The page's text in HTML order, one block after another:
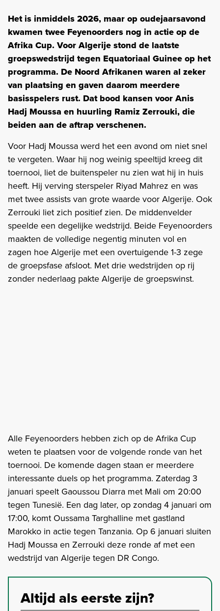
Het is inmiddels 2026, maar op oudejaarsavond
kwamen twee Feyenoorders nog in actie op de
Afrika Cup. Voor Algerije stond de laatste
groepswedstrijd tegen Equatoriaal Guinee op het
programma. De Noord Afrikanen waren al zeker
van plaatsing en gaven daarom meerdere
basisspelers rust. Dat bood kansen voor Anis
Hadj Moussa en huurling Ramiz Zerrouki, die
beiden aan de aftrap verschenen.
Voor Hadj Moussa werd het een avond om niet snel
te vergeten. Waar hij nog weinig speeltijd kreeg dit
toernooi, liet de buitenspeler nu zien wat hij in huis
heeft. Hij verving sterspeler Riyad Mahrez en was
met twee assists van grote waarde voor Algerije. Ook
Zerrouki liet zich positief zien. De middenvelder
speelde een degelijke wedstrijd. Beide Feyenoorders
maakten de volledige negentig minuten vol en
zagen hoe Algerije met een overtuigende 1-3 zege
de groepsfase afsloot. Met drie wedstrijden op rij
zonder nederlaag pakte Algerije de groepswinst.
Alle Feyenoorders hebben zich op de Afrika Cup
weten te plaatsen voor de volgende ronde van het
toernooi. De komende dagen staan er meerdere
interessante duels op het programma. Zaterdag 3
januari speelt Gaoussou Diarra met Mali om 20:00
tegen Tunesië. Een dag later, op zondag 4 januari om
17:00, komt Oussama Targhalline met gastland
Marokko in actie tegen Tanzania. Op 6 januari sluiten
Hadj Moussa en Zerrouki deze ronde af met een
wedstrijd van Algerije tegen DR Congo.
Altijd als eerste zijn?